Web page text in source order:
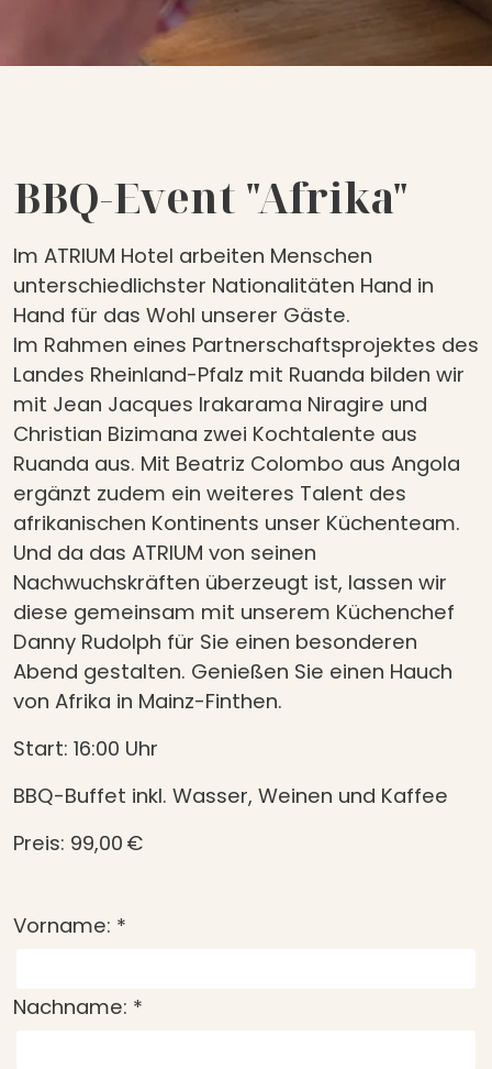
BBQ-Event "Afrika"
Im ATRIUM Hotel arbeiten Menschen
unterschiedlichster Nationalitäten Hand in
Hand für das Wohl unserer Gäste.
Im Rahmen eines Partnerschaftsprojektes des
Landes Rheinland-Pfalz mit Ruanda bilden wir
mit Jean Jacques Irakarama Niragire und
Christian Bizimana zwei Kochtalente aus
Ruanda aus. Mit Beatriz Colombo aus Angola
ergänzt zudem ein weiteres Talent des
afrikanischen Kontinents unser Küchenteam.
Und da das ATRIUM von seinen
Nachwuchskräften überzeugt ist, lassen wir
diese gemeinsam mit unserem Küchenchef
Danny Rudolph für Sie einen besonderen
Abend gestalten. Genießen Sie einen Hauch
von Afrika in Mainz-Finthen.
Start: 16:00 Uhr
BBQ-Buffet inkl. Wasser, Weinen und Kaffee
Preis: 99,00 €
Vorname: *
Nachname: *